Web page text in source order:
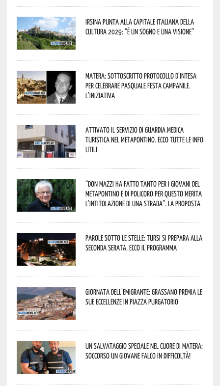
Irsina punta alla Capitale italiana della
Cultura 2029: “È un sogno e una visione”
Matera: sottoscritto protocollo d’intesa
per celebrare Pasquale Festa Campanile.
L’iniziativa
Attivato il servizio di Guardia Medica
Turistica nel Metapontino. Ecco tutte le info
utili
“Don Mazzi ha fatto tanto per i giovani del
Metapontino e di Policoro per questo merita
l’intitolazione di una strada”. La proposta
Parole sotto le stelle: Tursi si prepara alla
seconda serata. Ecco il programma
Giornata dell’Emigrante: Grassano premia le
sue eccellenze in Piazza Purgatorio
Un salvataggio speciale nel cuore di Matera:
soccorso un giovane falco in difficoltà!